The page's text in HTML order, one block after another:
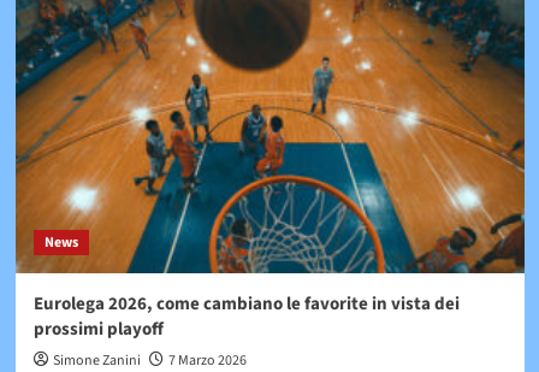
News
Eurolega 2026, come cambiano le favorite in vista dei
prossimi playoff
Simone Zanini 7 Marzo 2026